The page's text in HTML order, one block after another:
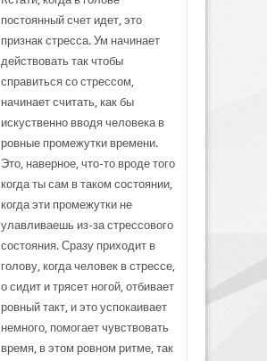
постоянный счет идет, это
признак стресса. Ум начинает
действовать так чтобы
справиться со стрессом,
начинает считать, как бы
искуственно вводя человека в
ровные промежутки времени.
Это, наверное, что-то вроде того
когда ты сам в таком состоянии,
когда эти промежутки не
улавливаешь из-за стрессового
состояния. Сразу приходит в
голову, когда человек в стрессе,
о сидит и трясет ногой, отбивает
ровный такт, и это успокаивает
немного, помогает чувствовать
время, в этом ровном ритме, так